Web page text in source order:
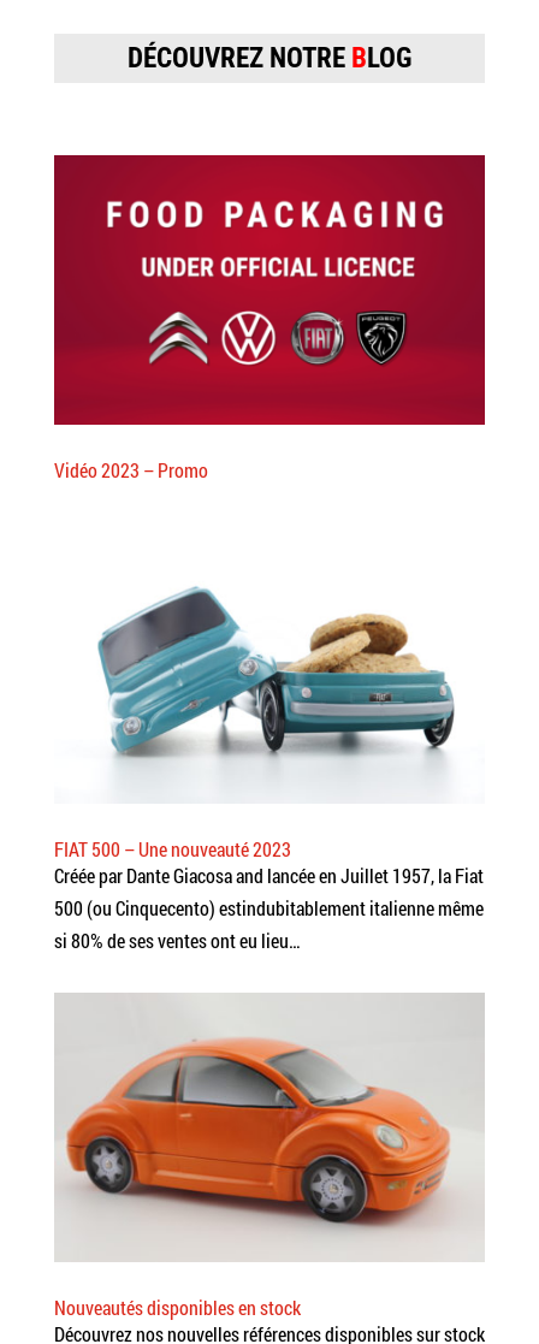
DÉCOUVREZ NOTRE BLOG
Vidéo 2023 – Promo
FIAT 500 – Une nouveauté 2023
Créée par Dante Giacosa and lancée en Juillet 1957, la Fiat
500 (ou Cinquecento) estindubitablement italienne même
si 80% de ses ventes ont eu lieu…
Nouveautés disponibles en stock
Découvrez nos nouvelles références disponibles sur stock